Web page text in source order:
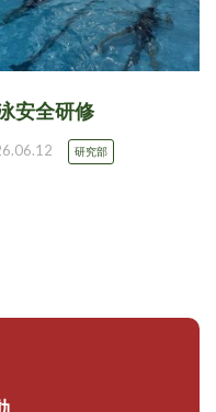
安全研修
研究部